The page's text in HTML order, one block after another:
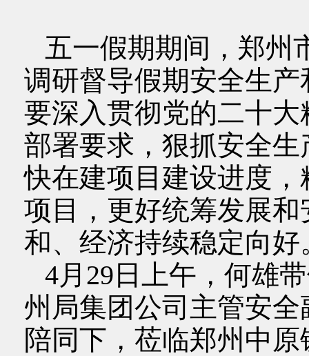
五一假期期间，郑州
调研督导假期安全生
要深入贯彻党的二十
部署要求，狠抓安全
快在建项目建设进度
项目，更好统筹发展
和、经济持续稳定向好
4月29日上午，何雄
州局集团公司主管安
陪同下，莅临郑州中